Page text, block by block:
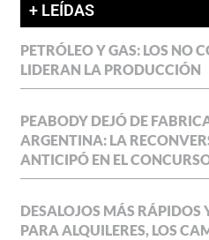
+ LEÍDAS
PETRÓLEO Y GAS: LOS NO
LIDERAN LA PRODUCCIÓN
PEABODY DEJÓ DE
ARGENTINA: LA
ANTICIPÓ EN EL
DESALOJOS MÁS RÁPIDOS
PARA ALQUILERES, LOS